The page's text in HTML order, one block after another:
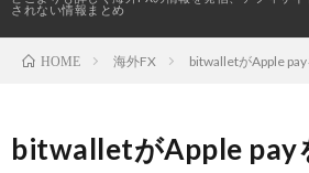
されない情報まとめ
HOME 海外FX bitwalletがApple
bitwalletがApple pay